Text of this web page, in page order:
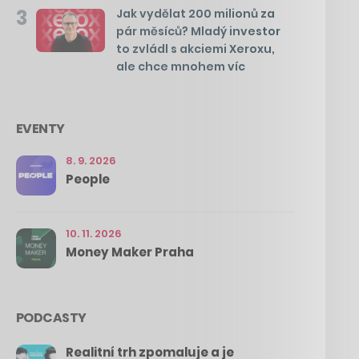
3
Jak vydělat 200 milionů za
pár měsíců? Mladý investor
to zvládl s akciemi Xeroxu,
ale chce mnohem víc
EVENTY
8. 9. 2026
People
10. 11. 2026
Money Maker Praha
PODCASTY
Realitní trh zpomaluje a je